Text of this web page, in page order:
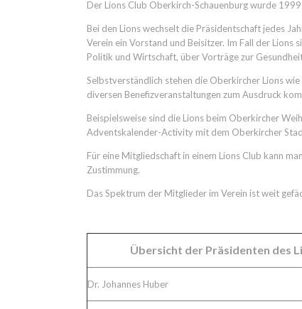
Der Lions Club Oberkirch-Schauenburg wurde
Bei den Lions wechselt die Präsidentschaft jedes
Verein ein Vorstand und Beisitzer. Im Fall der
Politik und Wirtschaft, über Vorträge zur
Selbstverständlich stehen die Oberkircher Lions
diversen Benefizveranstaltungen zum Ausdruck
Beispielsweise sind die Lions beim Oberkircher
Adventskalender-Activity mit dem Oberkircher
Für eine Mitgliedschaft in einem Lions Club kann
Zustimmung.
Das Spektrum der Mitglieder im Verein ist weit
Übersicht der Präsidenten des
Dr. Johannes Huber